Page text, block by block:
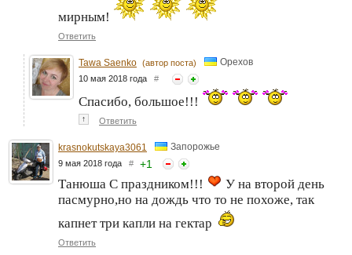
мирным!
Ответить
Tawa Saenko (автор поста) Орехов
10 мая 2018 года #
Спасибо, большое!!!
↑ Ответить
krasnokutskaya3061 Запорожье
9 мая 2018 года # +1
Танюша С праздником!!!
У на второй день
пасмурно,но на дождь что то не похоже, так
капнет три капли на гектар
Ответить